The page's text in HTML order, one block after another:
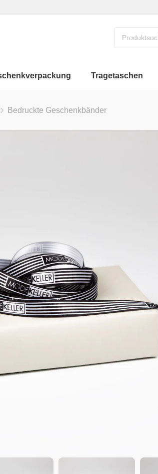
Tragetaschen
Bedruckte Geschenkbänder